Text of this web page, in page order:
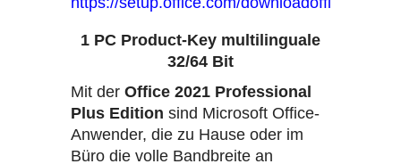
1 PC Product-Key multilinguale
32/64 Bit
Mit der Office 2021 Professional
Plus Edition sind Microsoft Office-
Anwender, die zu Hause oder im
Büro die volle Bandbreite an